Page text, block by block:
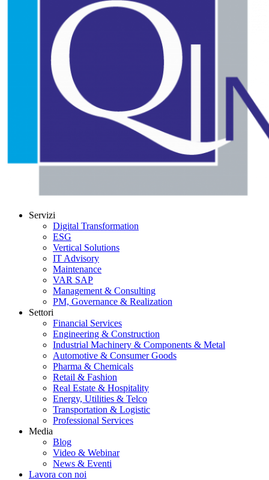
Servizi
Digital Transformation
ESG
Vertical Solutions
IT Advisory
Maintenance
VAR SAP
Management & Consulting
PM, Governance & Realization
Settori
Financial Services
Engineering & Construction
Industrial Machinery & Components & Metal
Automotive & Consumer Goods
Pharma & Chemicals
Retail & Fashion
Real Estate & Hospitality
Energy, Utilities & Telco
Transportation & Logistic
Professional Services
Media
Blog
Video & Webinar
News & Eventi
Lavora con noi